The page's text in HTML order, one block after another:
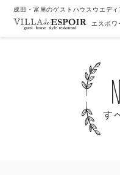
成田・富里のゲストハウスウエデ
エスポワ
す